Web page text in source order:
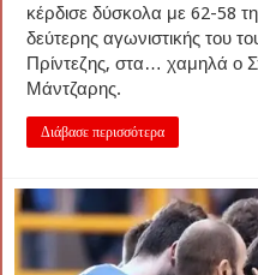
κέρδισε δύσκολα με 62-58
δεύτερης αγωνιστικής του
Πρίντεζης, στα… χαμηλά ο
Μάντζαρης.
Διάβασε περισσότερα